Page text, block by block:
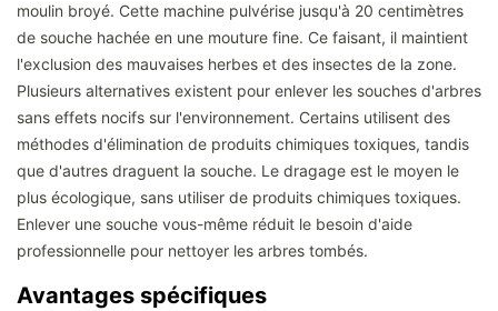
moulin broyé. Cette machine pulvérise jusqu'à 20 centimètres
de souche hachée en une mouture fine. Ce faisant, il maintient
l'exclusion des mauvaises herbes et des insectes de la zone.
Plusieurs alternatives existent pour enlever les souches d'arbres
sans effets nocifs sur l'environnement. Certains utilisent des
méthodes d'élimination de produits chimiques toxiques, tandis
que d'autres draguent la souche. Le dragage est le moyen le
plus écologique, sans utiliser de produits chimiques toxiques.
Enlever une souche vous-même réduit le besoin d'aide
professionnelle pour nettoyer les arbres tombés.
Avantages spécifiques